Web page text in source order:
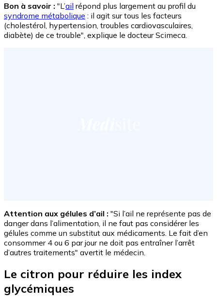
Bon à savoir : "L’ail répond plus largement au profil du
syndrome métabolique : il agit sur tous les facteurs
(cholestérol, hypertension, troubles cardiovasculaires,
diabète) de ce trouble", explique le docteur Scimeca.
Attention aux gélules d’ail : "Si l’ail ne représente pas de
danger dans l’alimentation, il ne faut pas considérer les
gélules comme un substitut aux médicaments. Le fait d’en
consommer 4 ou 6 par jour ne doit pas entraîner l’arrêt
d’autres traitements" avertit le médecin.
Le citron pour réduire les index
glycémiques